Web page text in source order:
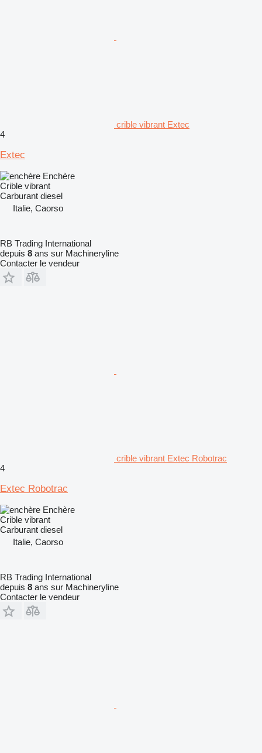
crible vibrant Extec
4
Extec
Enchère
Crible vibrant
Carburant diesel
Italie, Caorso
RB Trading International
depuis 8 ans sur Machineryline
Contacter le vendeur
crible vibrant Extec Robotrac
4
Extec Robotrac
Enchère
Crible vibrant
Carburant diesel
Italie, Caorso
RB Trading International
depuis 8 ans sur Machineryline
Contacter le vendeur